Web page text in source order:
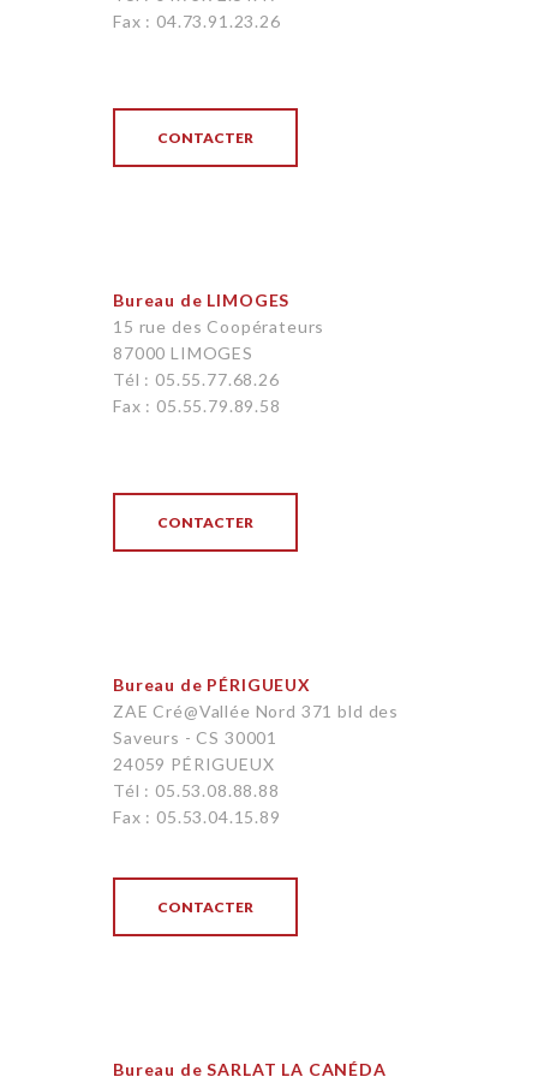
Fax : 04.73.91.23.26
CONTACTER
Bureau de LIMOGES
15 rue des Coopérateurs
87000 LIMOGES
Tél : 05.55.77.68.26
Fax : 05.55.79.89.58
CONTACTER
Bureau de PÉRIGUEUX
ZAE Cré@Vallée Nord 371 bld des
Saveurs - CS 30001
24059 PÉRIGUEUX
Tél : 05.53.08.88.88
Fax : 05.53.04.15.89
CONTACTER
Bureau de SARLAT LA CANÉDA